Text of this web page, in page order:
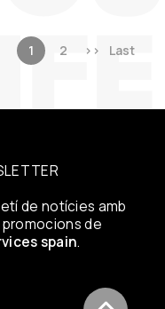
1 2 >> Last
de notícies amb
de
spain.